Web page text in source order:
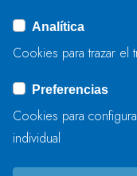
ENVIAR
Analítica
Cookies para trazar el
Preferencias
Cookies para
individual